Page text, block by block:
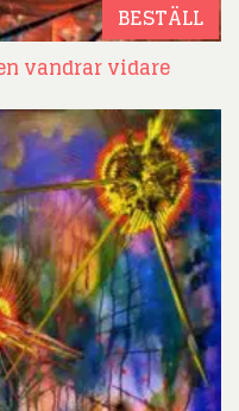
BESTÄLL
vandrar vidare